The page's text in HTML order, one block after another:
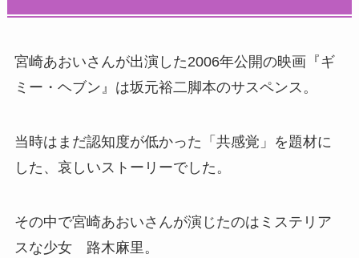
宮崎あおいさんが出演した2006年公開の映画『ギ
ミー・ヘブン』は坂元裕二脚本のサスペンス。
当時はまだ認知度が低かった「共感覚」を題材に
した、哀しいストーリーでした。
その中で宮崎あおいさんが演じたのはミステリア
スな少女 路木麻里。